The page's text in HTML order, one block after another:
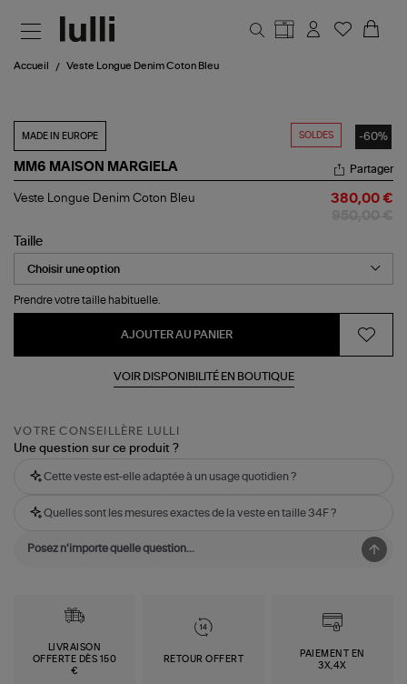
Accueil Veste Longue Denim Coton Bleu
SOLDES -60%
MADE IN EUROPE
MM6 MAISON MARGIELA
Veste
Coton
Bleu
Partager
Veste Longue Denim Coton Bleu 380,00 €
Taille
Prendre votre taille habituelle.
AJOUTER AU PANIER
VOIR DISPONIBILITÉ EN BOUTIQUE
VOTRE CONSEILLÈRE LULLI
Une question sur ce produit ?
Cette veste est-elle adaptée à un usage quotidien ?
Quelles sont les mesures exactes de la veste en taille 34F ?
LIVRAISON
OFFERTE DÈS 150
€
RETOUR OFFERT
PAIEMENT EN
3X,4X